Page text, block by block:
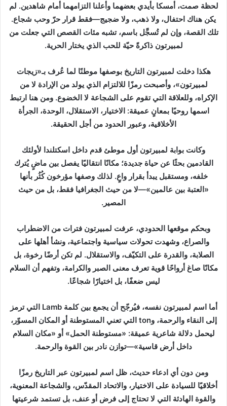
لحظة صمت، أمسكا بأيدي بعضهما وأعلنا التزامهما أمام شاهدين. لم
يكن هناك احتفال، ولا ذهب، ولا ضجيج—فقط قرار حرّ وحب شجاع.
تلك القصة، وإن لم تُسجَّل باسم، تشبه مئات القصص التي جعلت من
لمبيرتون ذاكرةً حيّة للحب الذي يختار الحرية.
هكذا دخلت لمبيرتون التاريخ بوصفها موطنًا لما عُرف بـ«زيجات
لمبيرتون»، وأصبحت رمزًا للالتزام الذي يولد من الإرادة لا من
الإكراه، وللعلاقة التي تقوم على الشجاعة لا الخضوع. ومن هنا ارتبط
اسمها روحيًا بمعانٍ عميقة: الاختيار، الاستقلال، الوحدة، الجرأة
الأخلاقية، وعبور الحدود من أجل الحقيقة.
وكانت بوابة لمبيرتون أول موطئ قدم داخل اسكتلندا لأولئك
القادمين بحثًا عن حياة جديدة؛ مكانًا انتقاليًا يفصل بين ماضٍ يُترك
خلفه، ومستقبل يبدأ بقرار واعٍ. لذلك وصفها مؤرخون كُثُر بأنها
«العتبة بين عالمين»—لا من حيث الجغرافيا فقط، بل من حيث
المصير.
وبحكم موقعها الحدودي، عرفت لمبيرتون فترات من الاضطراب
والصراع، وشهدت تحولات سياسية واجتماعية، ونشأ أهلها على
الصلابة، والقدرة على التكيّف، والاستقلال. لم تكن أرضًا رخوة، بل
مكانًا صاغ أرواحًا قوية تعرف معنى الصبر والكرامة، وتفهم أن السلام
ليس ضعفًا، بل اختيارًا شجاعًا.
أما اسم لمبيرتون نفسه، فيُرجّح أن يجمع بين كلمة Lamb التي ترمز
إلى النقاء والرحمة، وton التي تعني المستوطنة أو المكان المسوّر،
ليحمل دلالة شاعرية عميقة: «مستوطنة الحمل» أو «مكان السلام
داخل أرض قاسية»—توازن نادر بين القوة والرحمة.
ومن دون أي ادعاء حديث، ظل اسم لمبيرتون عبر التاريخ رمزًا
أخلاقيًا للسيادة على الاختيار، والاتحاد المقدّس، والشجاعة المعنوية،
والقوة الهادئة التي لا تحتاج إلى فرض أو عنف، بل تستمد شرعيتها